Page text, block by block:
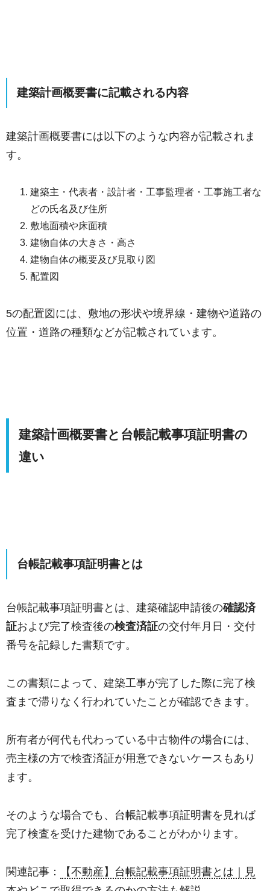
建築計画概要書に記載される内容
建築計画概要書には以下のような内容が記載されま
す。
建築主・代表者・設計者・工事監理者・工事施工者な
どの氏名及び住所
敷地面積や床面積
建物自体の大きさ・高さ
建物自体の概要及び見取り図
配置図
5の配置図には、敷地の形状や境界線・建物や道路の
位置・道路の種類などが記載されています。
建築計画概要書と台帳記載事項証明書の
違い
台帳記載事項証明書とは
台帳記載事項証明書とは、建築確認申請後の確認済
証および完了検査後の検査済証の交付年月日・交付
番号を記録した書類です。
この書類によって、建築工事が完了した際に完了検
査まで滞りなく行われていたことが確認できます。
所有者が何代も代わっている中古物件の場合には、
売主様の方で検査済証が用意できないケースもあり
ます。
そのような場合でも、台帳記載事項証明書を見れば
完了検査を受けた建物であることがわかります。
関連記事：
【不動産】台帳記載事項証明書とは｜見